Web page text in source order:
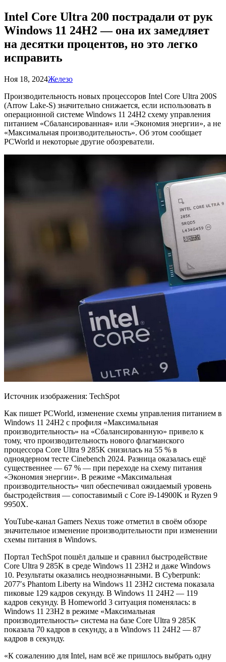
Intel Core Ultra 200 пострадали от рук
Windows 11 24H2 — она их замедляет
на десятки процентов, но это легко
исправить
Ноя 18, 2024Железо
Производительность новых процессоров Intel Core Ultra 200S
(Arrow Lake-S) значительно снижается, если использовать в
операционной системе Windows 11 24H2 схему управления
питанием «Сбалансированная» или «Экономия энергии», а не
«Максимальная производительность». Об этом сообщает
PCWorld и некоторые другие обозреватели.
Источник изображения: TechSpot
Как пишет PCWorld, изменение схемы управления питанием в
Windows 11 24H2 с профиля «Максимальная
производительность» на «Сбалансированную» привело к
тому, что производительность нового флагманского
процессора Core Ultra 9 285K снизилась на 55 % в
одноядерном тесте Cinebench 2024. Разница оказалась ещё
существеннее — 67 % — при переходе на схему питания
«Экономия энергии». В режиме «Максимальная
производительность» чип обеспечивал ожидаемый уровень
быстродействия — сопоставимый с Core i9-14900K и Ryzen 9
9950X.
YouTube-канал Gamers Nexus тоже отметил в своём обзоре
значительное изменение производительности при изменении
схемы питания в Windows.
Портал TechSpot пошёл дальше и сравнил быстродействие
Core Ultra 9 285K в среде Windows 11 23H2 и даже Windows
10. Результаты оказались неоднозначными. В Cyberpunk:
2077′s Phantom Liberty на Windows 11 23H2 система показала
пиковые 129 кадров секунду. В Windows 11 24H2 — 119
кадров секунду. В Homeworld 3 ситуация поменялась: в
Windows 11 23H2 в режиме «Максимальная
производительность» система на базе Core Ultra 9 285K
показала 70 кадров в секунду, а в Windows 11 24H2 — 87
кадров в секунду.
«К сожалению для Intel, нам всё же пришлось выбрать одну